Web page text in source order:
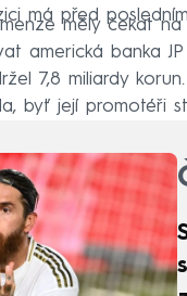
má před
měly čekat
americká banka
7,8 miliardy
byť její promotéři